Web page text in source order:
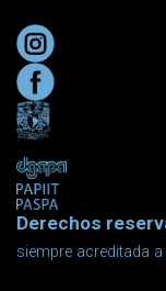
Derechos
siempre acreditada a